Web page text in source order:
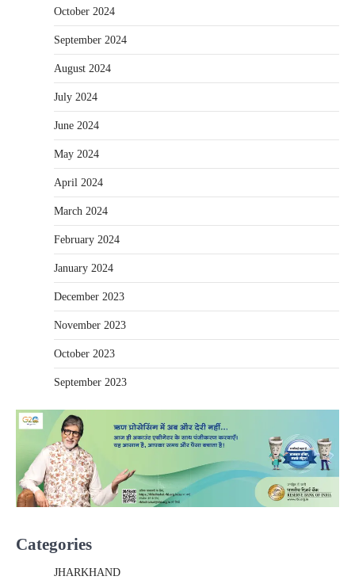
October 2024
September 2024
August 2024
July 2024
June 2024
May 2024
April 2024
March 2024
February 2024
January 2024
December 2023
November 2023
October 2023
September 2023
Categories
JHARKHAND